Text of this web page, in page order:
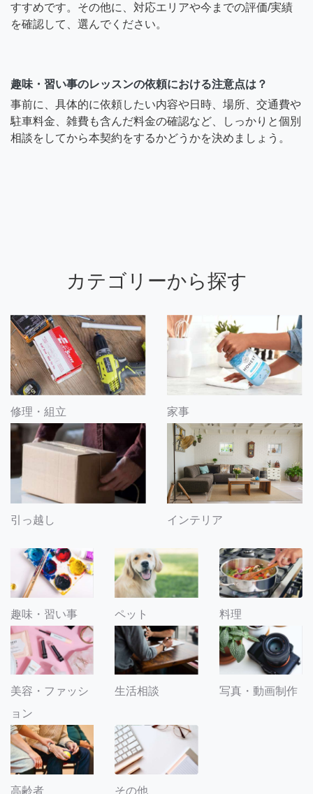
すすめです。その他に、対応エリアや今までの評価/実績
を確認して、選んでください。
趣味・習い事のレッスンの依頼における注意点は？
事前に、具体的に依頼したい内容や日時、場所、交通費や
駐車料金、雑費も含んだ料金の確認など、しっかりと個別
相談をしてから本契約をするかどうかを決めましょう。
カテゴリーから探す
修理・組立 家事
引っ越し インテリア
趣味・習い事 ペット 料理
美容・ファッシ
ョン
生活相談 写真・動画制作
高齢者 その他